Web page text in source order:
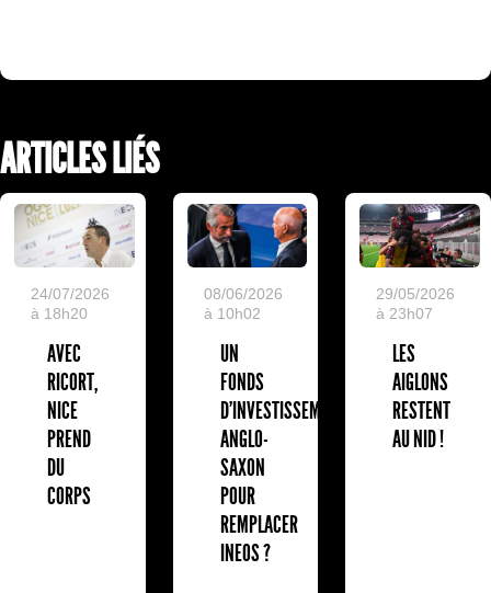
ARTICLES LIÉS
24/07/2026
à 18h20
AVEC
RICORT,
NICE
PREND
DU
CORPS
08/06/2026
à 10h02
UN
FONDS
D'INVESTISSEMENT
ANGLO-
SAXON
POUR
REMPLACER
INEOS ?
29/05/2026
à 23h07
LES
AIGLONS
RESTENT
AU NID !